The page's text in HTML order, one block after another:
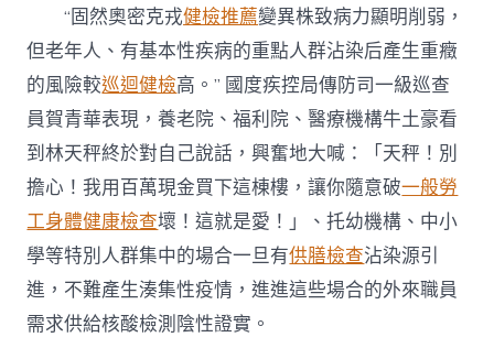
“固然奧密克戎健檢推薦變異株致病力顯明削弱，
但老年人、有基本性疾病的重點人群沾染后產生重癥
的風險較巡迴健檢高。” 國度疾控局傳防司一級巡查
員賀青華表現，養老院、福利院、醫療機構牛土豪看
到林天秤終於對自己說話，興奮地大喊：「天秤！別
擔心！我用百萬現金買下這棟樓，讓你隨意破一般勞
工身體健康檢查壞！這就是愛！」、托幼機構、中小
學等特別人群集中的場合一旦有供膳檢查沾染源引
進，不難產生湊集性疫情，進進這些場合的外來職員
需求供給核酸檢測陰性證實。